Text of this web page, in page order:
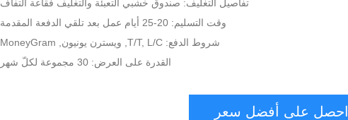
تفاصيل التغليف: صندوق خشبي التعبئة والتغليف فقاعة التفاف
وقت التسليم: 20-25 أيام عمل بعد تلقي الدفعة المقدمة
شروط الدفع: T/T, L/C, ويسترن يونيون, MoneyGram
القدرة على العرض: 30 مجموعة لكلّ شهر
احصل على أفضل سعر